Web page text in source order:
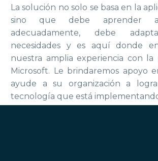
La solución no solo se basa en la
sino que debe aprender a
adecuadamente, debe
necesidades y es aquí donde
nuestra amplia experiencia con la
Microsoft. Le brindaremos apoyo
ayude a su organización a
tecnología que está